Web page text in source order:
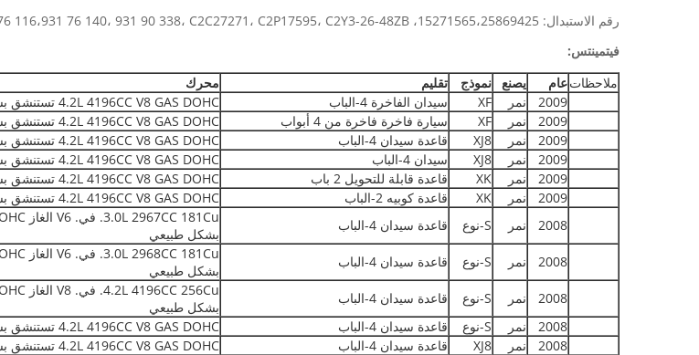
رقم الاستبدال: 15271565،25869425، 440600002R، 5W93-2200-AA، 5W93-2200-AB، 931 76 116،931 76 140، 931 90 338، C2C27271، C2P17595، C2Y3-26-48ZB
فيتمينتس:
ملاحظاتعام يصنع نموذج تقليم
محرك
2009
نمر XF سيدان الفاخرة 4-الباب
4.2L 4196CC V8 GAS DOHC تستنشق بشكل طبيعي
2009
نمر XF سيارة فاخرة فاخرة من 4 أبواب
4.2L 4196CC V8 GAS DOHC تستنشق بشكل طبيعي
2009
نمر XJ8 قاعدة سيدان 4-الباب
4.2L 4196CC V8 GAS DOHC تستنشق بشكل طبيعي
2009
نمر XJ8 سيدان 4-الباب
4.2L 4196CC V8 GAS DOHC تستنشق بشكل طبيعي
2009
نمر XK قاعدة قابلة للتحويل 2 باب
4.2L 4196CC V8 GAS DOHC تستنشق بشكل طبيعي
2009
نمر XK قاعدة كوبيه 2-الباب
4.2L 4196CC V8 GAS DOHC تستنشق بشكل طبيعي
2008
نمر S-نوع قاعدة سيدان 4-الباب
بشكل طبيعي
2008
نمر S-نوع قاعدة سيدان 4-الباب
بشكل طبيعي
2008
نمر S-نوع قاعدة سيدان 4-الباب
بشكل طبيعي
2008
نمر S-نوع قاعدة سيدان 4-الباب
4.2L 4196CC V8 GAS DOHC تستنشق بشكل طبيعي
2008
نمر XJ8 قاعدة سيدان 4-الباب
4.2L 4196CC V8 GAS DOHC تستنشق بشكل طبيعي